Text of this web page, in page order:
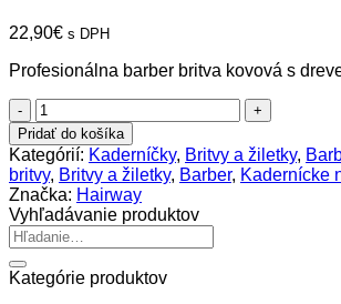
22,90€ s DPH
Profesionálna barber britva kovová s
množstvo
Hairway
Barber
Britva
kovová
s
drevenou
rúčkou
Pridať do košíka
Kategórií: Kaderníčky, Britvy a žiletky,
britvy, Britvy a žiletky, Barber, Kadernícke
Značka: Hairway
Vyhľadávanie produktov
Hľadať:
Kategórie produktov